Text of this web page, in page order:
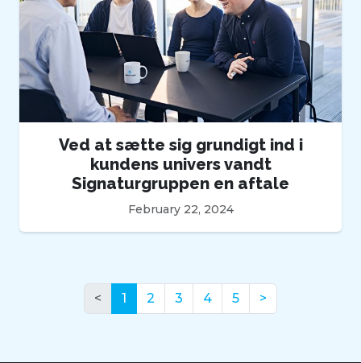
Ved at sætte sig grundigt ind i
kundens univers vandt
Signaturgruppen en aftale
February 22, 2024
< 1 (nuværende)
2 3 4 5 >